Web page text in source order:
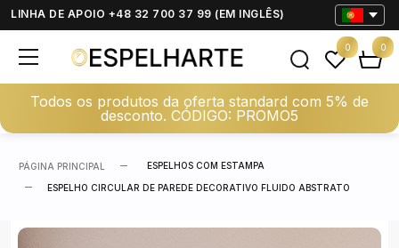
LINHA DE APOIO +48 32 700 37 99 (EM INGLÊS)
Todos os produtos da oferta standard com 5% de
desconto. CÓDIGO: PROMO5
0 0
PÁGINA PRINCIPAL ESPELHOS COM ESTAMPA
ESPELHO CIRCULAR DE PAREDE DECORATIVO FLUIDO ABSTRATO